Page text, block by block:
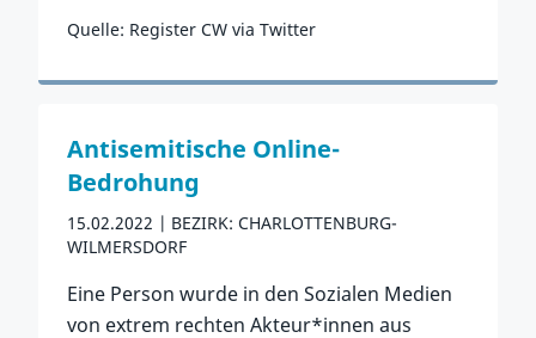
Quelle: Register CW via Twitter
Zum Vorfall
Antisemitische Online-
Bedrohung
15.02.2022
BEZIRK: CHARLOTTENBURG-
WILMERSDORF
Eine Person wurde in den Sozialen Medien
von extrem rechten Akteur*innen aus